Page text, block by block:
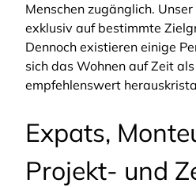
Menschen zugänglich.
exklusiv auf bestimmte
Dennoch existieren einige
sich das Wohnen auf Zeit
empfehlenswert
Expats,
Projekt- und